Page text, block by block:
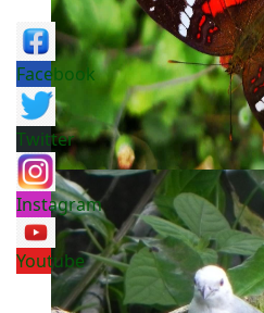
Facebook
Twitter
Instagram
Youtube